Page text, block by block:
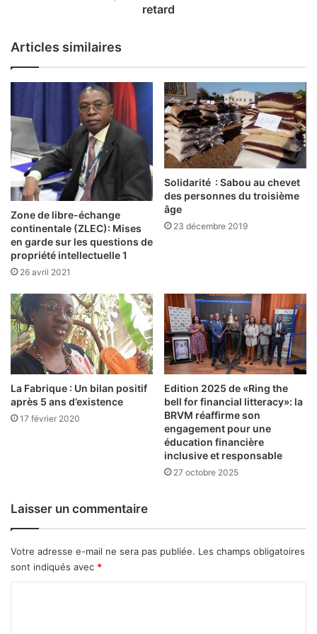
0
0
c
e
s
f
o
r
m
é
s
r
i
m
o
v
i
d
-
1
9
:
L
e
r
a
i
s
o
s
d
u
d
retard
Articles similaires
Zone de libre-échange
continentale (ZLEC): Mises
en garde sur les questions de
propriété intellectuelle 1
26 avril 2021
Solidarité : Sabou au chevet
des personnes du troisième
âge
23 décembre 2019
La Fabrique : Un bilan positif
après 5 ans d’existence
17 février 2020
Edition 2025 de «Ring the
bell for financial litteracy»: la
BRVM réaffirme son
engagement pour une
éducation financière
inclusive et responsable
27 octobre 2025
Laisser un commentaire
Votre adresse e-mail ne sera pas publiée. Les champs obligatoires
sont indiqués avec *